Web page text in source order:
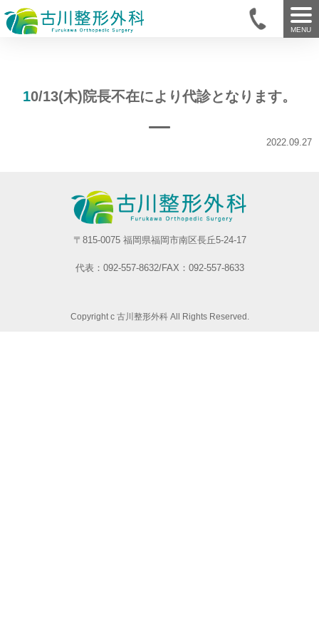
MENU
10/13(木)院長不在により代診となります。
2022.09.27
〒815-0075 福岡県福岡市南区長丘5-24-17
代表：092-557-8632/FAX：092-557-8633
Copyright c 古川整形外科 All Rights Reserved.